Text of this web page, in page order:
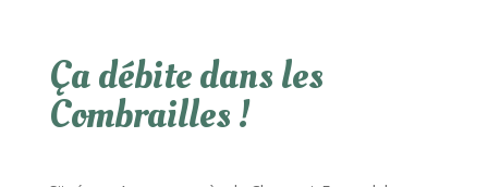
Ça débite dans les
Combrailles !